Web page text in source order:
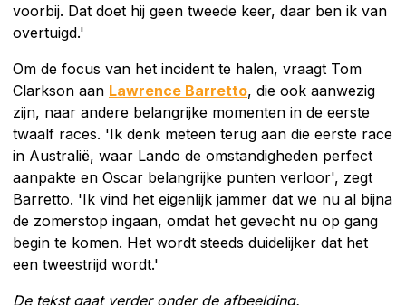
voorbij. Dat doet hij geen tweede keer, daar ben ik van
overtuigd.'
Om de focus van het incident te halen, vraagt Tom
Clarkson aan Lawrence Barretto, die ook aanwezig
zijn, naar andere belangrijke momenten in de eerste
twaalf races. 'Ik denk meteen terug aan die eerste race
in Australië, waar Lando de omstandigheden perfect
aanpakte en Oscar belangrijke punten verloor', zegt
Barretto. 'Ik vind het eigenlijk jammer dat we nu al bijna
de zomerstop ingaan, omdat het gevecht nu op gang
begin te komen. Het wordt steeds duidelijker dat het
een tweestrijd wordt.'
De tekst gaat verder onder de afbeelding.